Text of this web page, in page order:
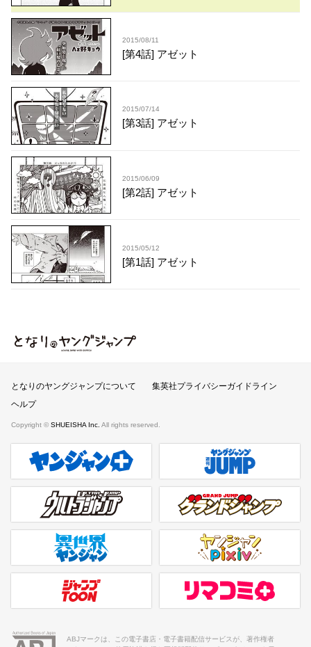
2015/08/11
[第4話] アゼット
2015/07/14
[第3話] アゼット
2015/06/09
[第2話] アゼット
2015/05/12
[第1話] アゼット
となりのヤングジャンプ
となりのヤングジャンプについて
集英社プライバシーガイドライン
ヘルプ
Copyright © SHUEISHA Inc. All rights reserved.
ヤンジャンプラス 週刊ヤングジャンプ公式サイト
ウルトラジャンプ グランドジャンプ
異世界ヤンジャン ヤンジャンpixiv
ジャンプTOON リマコミ＋
ABJマークは、この電子書店・電子書籍配信サービスが、著作権者